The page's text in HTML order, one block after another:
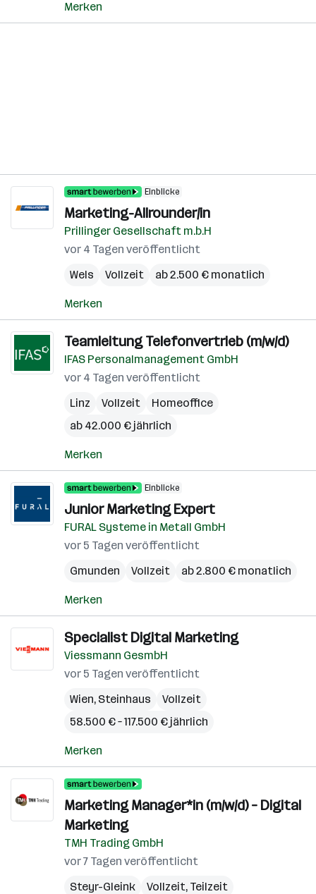
Merken
Einblicke
Marketing-Allrounder/in
Prillinger Gesellschaft m.b.H
vor 4 Tagen veröffentlicht
Wels
Vollzeit ab 2.500 € monatlich
Merken
Teamleitung Telefonvertrieb (m/w/d)
IFAS Personalmanagement GmbH
vor 4 Tagen veröffentlicht
Linz
Vollzeit
Homeoffice
ab 42.000 € jährlich
Merken
Einblicke
Junior Marketing Expert
FURAL Systeme in Metall GmbH
vor 5 Tagen veröffentlicht
Gmunden
Vollzeit ab 2.800 € monatlich
Merken
Specialist Digital Marketing
Viessmann GesmbH
vor 5 Tagen veröffentlicht
Wien, Steinhaus
Vollzeit
58.500 € – 117.500 € jährlich
Merken
Marketing Manager*in (m/w/d) – Digital
Marketing
TMH Trading GmbH
vor 7 Tagen veröffentlicht
Steyr-Gleink
Vollzeit, Teilzeit